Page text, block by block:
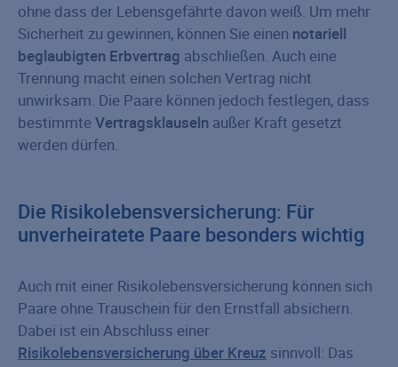
ohne dass der Lebensgefährte davon weiß. Um mehr
Sicherheit zu gewinnen, können Sie einen notariell
beglaubigten Erbvertrag abschließen. Auch eine
Trennung macht einen solchen Vertrag nicht
unwirksam. Die Paare können jedoch festlegen, dass
bestimmte Vertragsklauseln außer Kraft gesetzt
werden dürfen.
Die Risikolebensversicherung: Für
unverheiratete Paare besonders wichtig
Auch mit einer Risikolebensversicherung können sich
Paare ohne Trauschein für den Ernstfall absichern.
Dabei ist ein Abschluss einer
Risikolebensversicherung über Kreuz sinnvoll: Das